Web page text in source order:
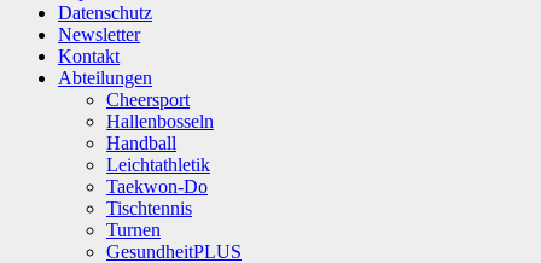
Datenschutz
Newsletter
Kontakt
Abteilungen
Cheersport
Hallenbosseln
Handball
Leichtathletik
Taekwon-Do
Tischtennis
Turnen
GesundheitPLUS